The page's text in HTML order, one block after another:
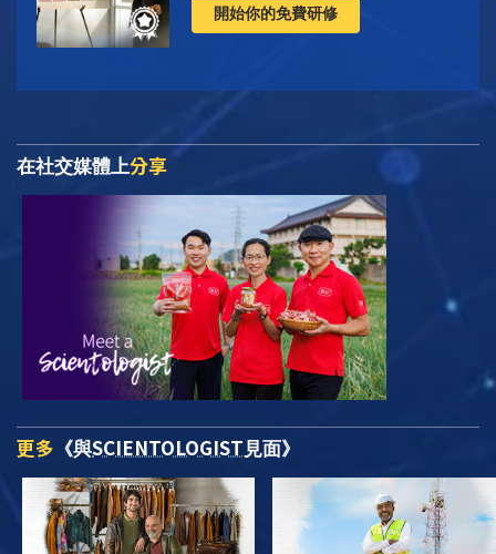
開始你的免費研修
在社交媒體上分享
更多 《與SCIENTOLOGIST 見面》